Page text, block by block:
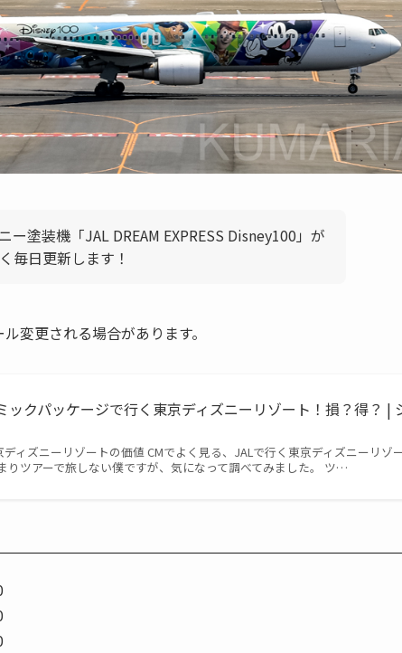
ー塗装機「JAL DREAM EXPRESS Disney100」が
毎日更新します！
変更される場合があります。
ックパッケージで行く東京ディズニーリゾート！損？得？ |
ディズニーリゾートの価値 CMでよく見る、JALで行く東京ディズニーリゾ
りツアーで旅しない僕ですが、気になって調べてみました。 ツ…